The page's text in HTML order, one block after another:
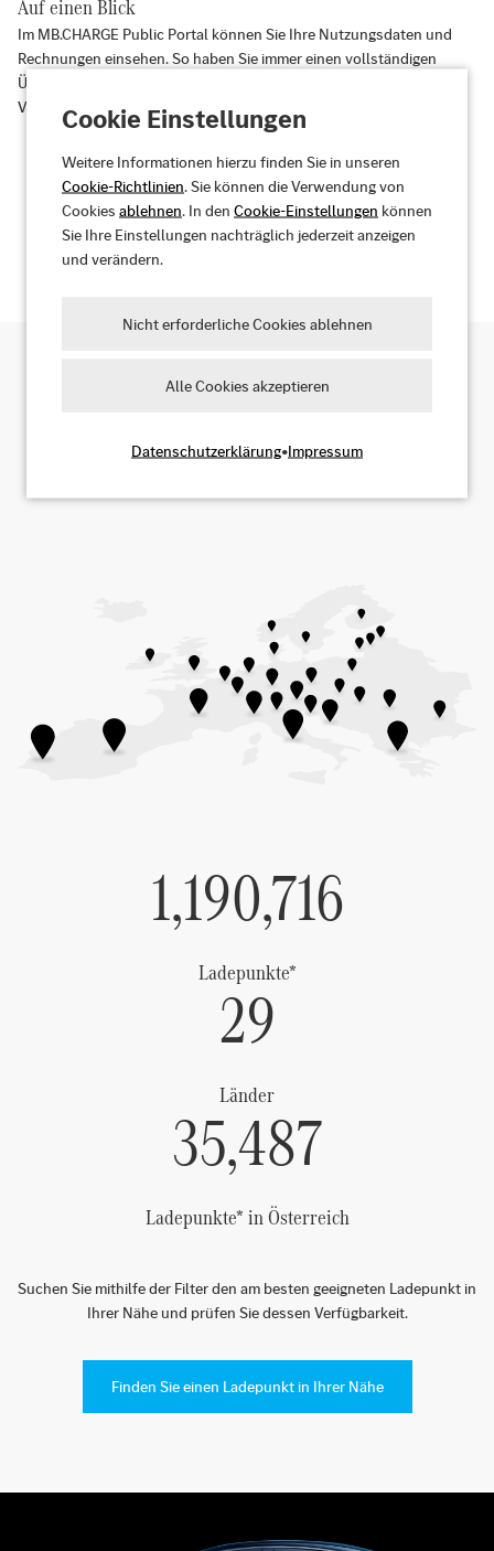
Auf einen Blick
Im MB.CHARGE Public Portal können Sie Ihre Nutzungsdaten und
Rechnungen einsehen. So haben Sie immer einen vollständigen
Überblick über alle Abrechnungsvorgänge. Und Sie können Ihre
Verträge bequem online abschließen und verwalten.
Entdecken Sie Ihre Vorteile
1,190,716
Ladepunkte*
29
Länder
35,487
Ladepunkte* in Österreich
Suchen Sie mithilfe der Filter den am besten geeigneten Ladepunkt in
Ihrer Nähe und prüfen Sie dessen Verfügbarkeit.
Finden Sie einen Ladepunkt in Ihrer Nähe
Cookie Einstellungen
Weitere Informationen hierzu finden Sie in unseren
Cookie-Richtlinien. Sie können die Verwendung von
Cookies ablehnen. In den Cookie-Einstellungen können
Sie Ihre Einstellungen nachträglich jederzeit anzeigen
und verändern.
Nicht erforderliche Cookies ablehnen
Alle Cookies akzeptieren
Datenschutzerklärung•Impressum